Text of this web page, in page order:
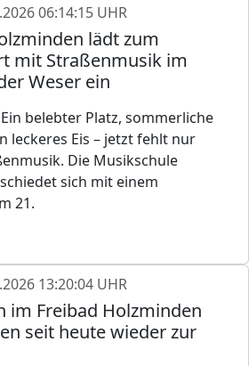
06:14:15 UHR
lädt zum
mit Straßenmusik im
Weser ein
belebter Platz, sommerliche
leckeres Eis – jetzt fehlt nur
Die Musikschule
sich mit einem
21.
13:20:04 UHR
im Freibad Holzminden
seit heute wieder zur